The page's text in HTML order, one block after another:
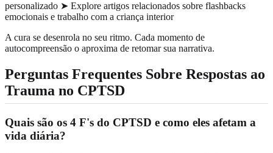
personalizado ➤ Explore artigos relacionados sobre flashbacks
emocionais e trabalho com a criança interior
A cura se desenrola no seu ritmo. Cada momento de
autocompreensão o aproxima de retomar sua narrativa.
Perguntas Frequentes Sobre Respostas ao
Trauma no CPTSD
Quais são os 4 F's do CPTSD e como eles afetam a
vida diária?